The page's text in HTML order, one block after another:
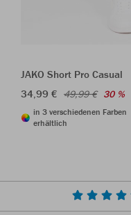
JAKO Short Pro Casual
34,99 € 49,99 € 30 %
in 3 verschiedenen Farben
erhältlich